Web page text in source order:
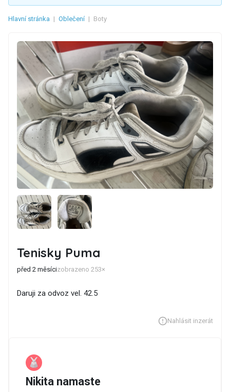
Hlavní stránka | Oblečení | Boty
Tenisky Puma
před 2 měsícizobrazeno 253×
Daruji za odvoz vel. 42.5
Nahlásit inzerát
Nikita namaste